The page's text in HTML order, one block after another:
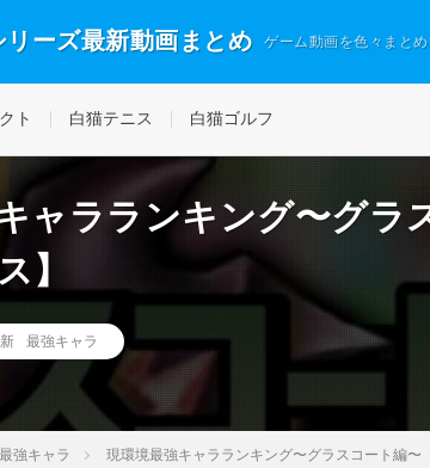
リーズ最新動画まとめ ゲーム動画を色々まとめ
ト 白猫テニス 白猫ゴルフ
ャラランキング〜グラ
】
最強キャラ
最強キャラ 現環境最強キャラランキング〜グラスコート編〜